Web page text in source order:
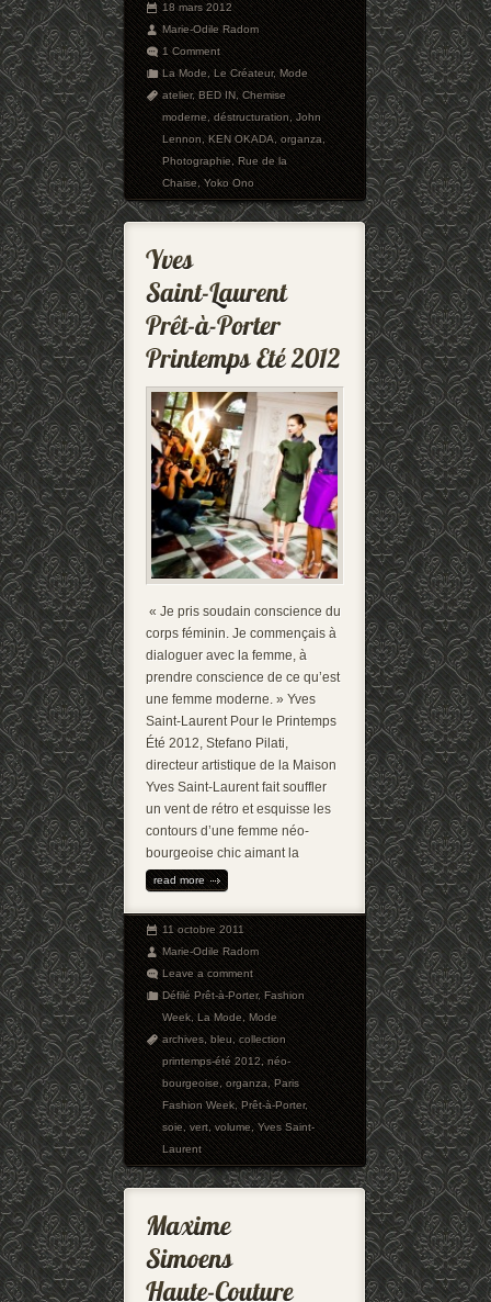
18 mars 2012
Marie-Odile Radom
1 Comment
La Mode,Le Créateur,Mode
atelier,BED IN,Chemise
moderne,déstructuration,John
Lennon,KEN OKADA,organza,
Photographie,Rue de la
Chaise,Yoko Ono
« Je pris soudain conscience du
corps féminin. Je commençais à
dialoguer avec la femme, à
prendre conscience de ce qu’est
une femme moderne. » Yves
Saint-Laurent Pour le Printemps
Été 2012, Stefano Pilati,
directeur artistique de la Maison
Yves Saint-Laurent fait souffler
un vent de rétro et esquisse les
contours d’une femme néo-
bourgeoise chic aimant la
read more
11 octobre 2011
Marie-Odile Radom
Leave a comment
Défilé Prêt-à-Porter,Fashion
Week,La Mode,Mode
archives,bleu,collection
printemps-été 2012,néo-
bourgeoise,organza,Paris
Fashion Week,Prêt-à-Porter,
soie,vert,volume,Yves Saint-
Laurent